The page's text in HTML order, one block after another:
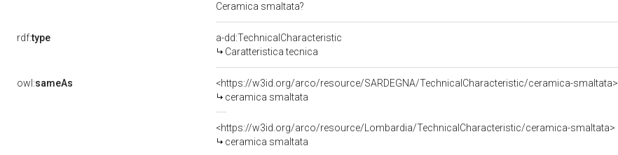
Ceramica smaltata?
rdf:type
a-dd:TechnicalCharacteristic
Caratteristica tecnica
owl:sameAs
<https://w3id.org/arco/resource/SARDEGNA/TechnicalCharacteristic/ceramica-smaltata>
ceramica smaltata
<https://w3id.org/arco/resource/Lombardia/TechnicalCharacteristic/ceramica-smaltata>
ceramica smaltata